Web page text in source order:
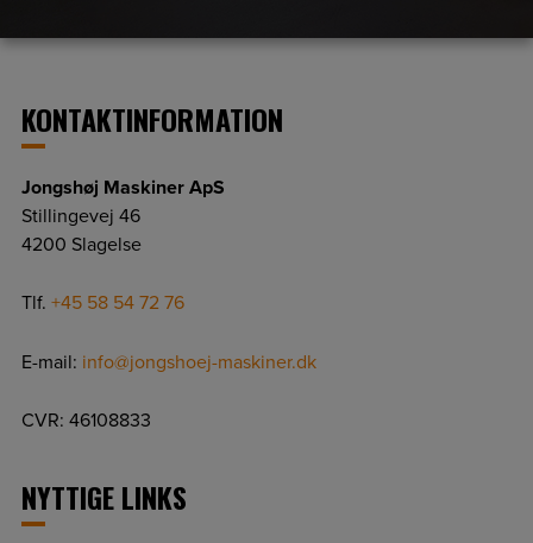
KONTAKTINFORMATION
Jongshøj Maskiner ApS
Stillingevej 46
4200 Slagelse
Tlf. +45 58 54 72 76
E-mail: info@jongshoej-maskiner.dk
CVR: 46108833
NYTTIGE LINKS